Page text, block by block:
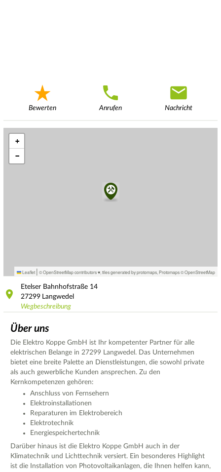
Bewerten Anrufen Nachricht
+
−
Leaflet | © OpenStreetMap contributors ♥, tiles generated by protomaps Protomaps©OpenStreetMap
Etelser Bahnhofstraße 14
27299 Langwedel
Wegbeschreibung
Über uns
Die Elektro Koppe GmbH ist Ihr kompetenter Partner für alle
elektrischen Belange in 27299 Langwedel. Das Unternehmen
bietet eine breite Palette an Dienstleistungen, die sowohl private
als auch gewerbliche Kunden ansprechen. Zu den
Kernkompetenzen gehören:
Anschluss von Fernsehern
Elektroinstallationen
Reparaturen im Elektrobereich
Elektrotechnik
Energiespeichertechnik
Darüber hinaus ist die Elektro Koppe GmbH auch in der
Klimatechnik und Lichttechnik versiert. Ein besonderes Highlight
ist die Installation von Photovoltaikanlagen, die Ihnen helfen kann,